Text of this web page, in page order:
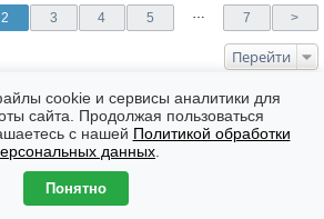
2 3 4 5 … 7 >
Перейти
Нет
Часовой пояс: GMT + 7
phpBB ® Forum Software © phpBB Limited
cookie и сервисы аналитики для
сайта. Продолжая пользоваться
с нашей Политикой обработки
данных
Понятно